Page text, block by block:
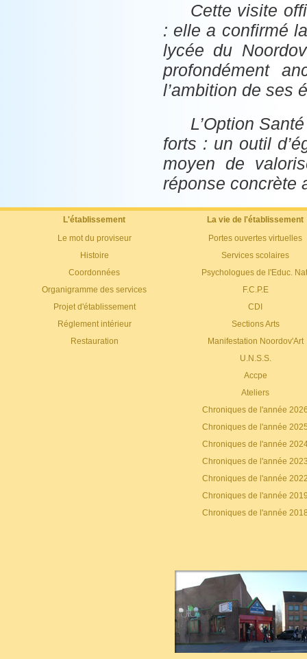
Cette visite
: elle a confirmé
lycée du
profondément
l’ambition de ses
L’Option
forts : un outil
moyen de
réponse concrète
L'établissement
La vie de l'établissement
Le mot du proviseur
Histoire
Coordonnées
Organigramme des services
Projet d'établissement
Réglement intérieur
Restauration
Portes ouvertes virtuelles
Services scolaires
Psychologues de l'Educ.
F.C.P.E
CDI
Sections Arts
Manifestation Noordov'Art
U.N.S.S.
Accpe
Ateliers
Chroniques de l'année
Chroniques de l'année
Chroniques de l'année
Chroniques de l'année
Chroniques de l'année
Chroniques de l'année
Chroniques de l'année